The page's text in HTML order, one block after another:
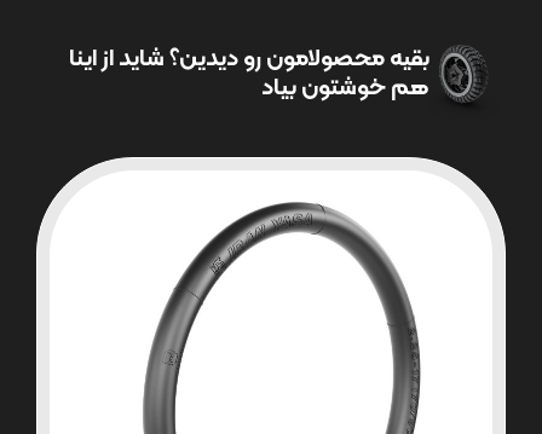
بقیه محصولامون رو دیدین؟ شاید از اینا
هم خوشتون بیاد